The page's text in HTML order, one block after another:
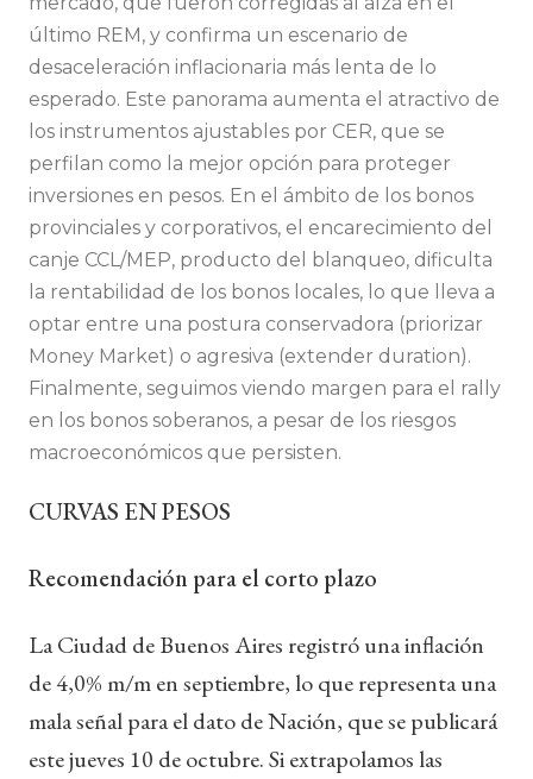
último REM, y confirma un escenario de
desaceleración inflacionaria más lenta de lo
esperado. Este panorama aumenta el atractivo de
los instrumentos ajustables por CER, que se
perfilan como la mejor opción para proteger
inversiones en pesos. En el ámbito de los bonos
provinciales y corporativos, el encarecimiento del
canje CCL/MEP, producto del blanqueo, dificulta
la rentabilidad de los bonos locales, lo que lleva a
optar entre una postura conservadora (priorizar
Money Market) o agresiva (extender duration).
Finalmente, seguimos viendo margen para el rally
en los bonos soberanos, a pesar de los riesgos
macroeconómicos que persisten.
CURVAS EN PESOS
Recomendación para el corto plazo
La Ciudad de Buenos Aires registró una inflación
de 4,0% m/m en septiembre, lo que representa una
mala señal para el dato de Nación, que se publicará
este jueves 10 de octubre. Si extrapolamos las